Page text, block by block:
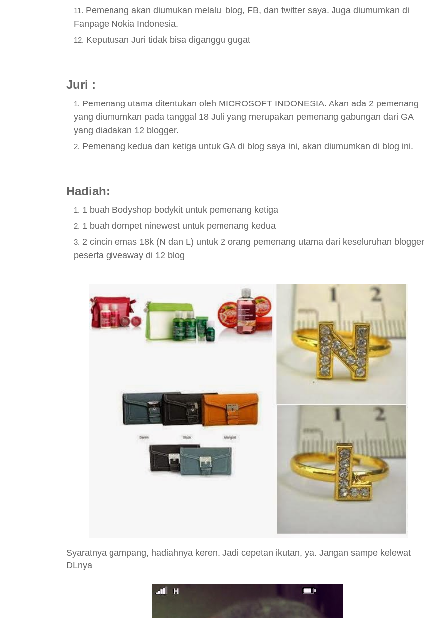
Pemenang akan diumukan melalui blog, FB, dan twitter saya. Juga diumumkan di
Fanpage Nokia Indonesia.
Keputusan Juri tidak bisa diganggu gugat
Juri :
Pemenang utama ditentukan oleh MICROSOFT INDONESIA. Akan ada 2 pemenang
yang diumumkan pada tanggal 18 Juli yang merupakan pemenang gabungan dari GA
yang diadakan 12 blogger.
Pemenang kedua dan ketiga untuk GA di blog saya ini, akan diumumkan di blog ini.
Hadiah:
1 buah Bodyshop bodykit untuk pemenang ketiga
1 buah dompet ninewest untuk pemenang kedua
2 cincin emas 18k (N dan L) untuk 2 orang pemenang utama dari keseluruhan blogger
peserta giveaway di 12 blog
Syaratnya gampang, hadiahnya keren. Jadi cepetan ikutan, ya. Jangan sampe kelewat
DLnya